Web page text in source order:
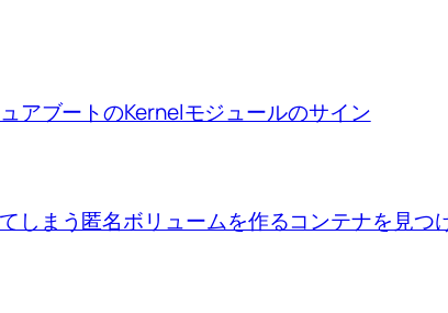
アブートのKernelモジュールのサイン
まう匿名ボリュームを作るコンテナを見つ